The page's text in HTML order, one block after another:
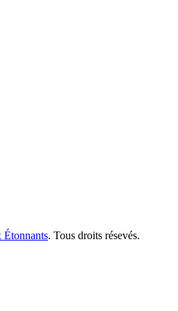
Étonnants. Tous droits résevés.